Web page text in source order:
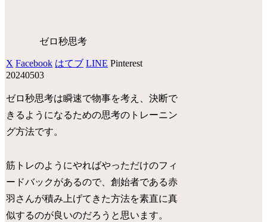
ゼロ秒思考
X Facebook はてブ LINE Pinterest
20240503
ゼロ秒思考は瞬速で物事を考え、決断で
きるようになるための思考のトレーニン
グ方法です。
筋トレのようにやればやっただけのフィ
ードバックがあるので、創始者である赤
羽さんが積み上げてきた方法を素直に真
似するのが良いのだろうと思います。